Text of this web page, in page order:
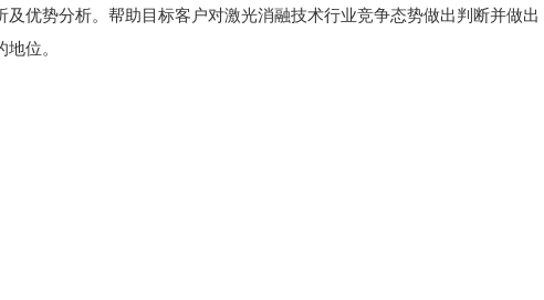
优势分析。帮助目标客户对激光消融技术行业竞争态势做出判断并做出
位。